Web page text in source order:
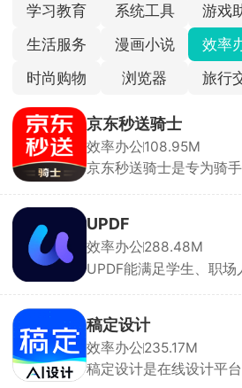
学习教育
系统工具 游戏
生活服务
漫画小说 效率
时尚购物
浏览器 旅行
京东秒送骑士
效率办公108.95M
京东秒送骑士是专为骑
现“随跑随赚”。内置高德
需跳转第三方应用，提
效率。骑手可随时切换“接
息”状态，灵活管理工作
UPDF
效率办公288.48M
UPDF能满足学生、职场
件进行文本编辑、图像编
除页面。支持修改文本属
大小、颜色等，并能自动
支持将 PDF 转换为
稿定设计
效率办公235.17M
稿定设计是在线设计平